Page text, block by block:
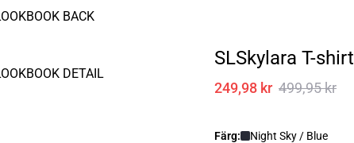
SLSkylara T-shirt
249,98 kr 499,95 kr
Färg: Night Sky / Blue